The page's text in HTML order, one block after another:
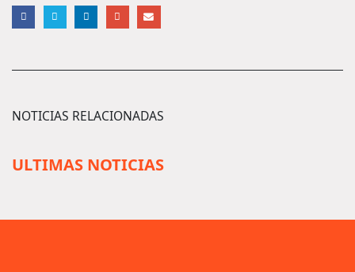
NOTICIAS RELACIONADAS
ULTIMAS NOTICIAS